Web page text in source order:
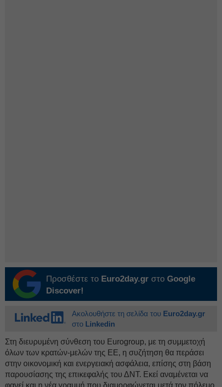
Προσθέστε το Euro2day.gr στο Google
Discover!
Ακολουθήστε τη σελίδα του Euro2day.gr
στο Linkedin
Στη διευρυμένη σύνθεση του Eurogroup, με τη συμμετοχή
όλων των κρατών-μελών της ΕΕ, η συζήτηση θα περάσει
στην οικονομική και ενεργειακή ασφάλεια, επίσης στη βάση
παρουσίασης της επικεφαλής του ΔΝΤ. Εκεί αναμένεται να
φανεί και η νέα γραμμή που διαμορφώνεται μετά τον πόλεμο